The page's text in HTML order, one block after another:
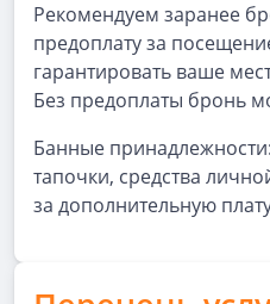
Рекомендуем заранее
предоплату за
гарантировать ваше
Без предоплаты бронь
Банные
тапочки, средства
за дополнительную